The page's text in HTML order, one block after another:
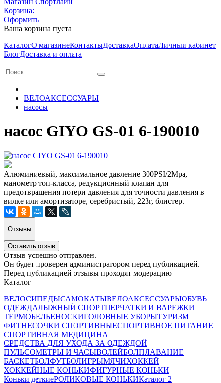
Корзина:
Оформить
Ваша корзина пуста
КаталогО магазинеКонтактыДоставкаОплатаЛичный кабинет
БлогДоставка и оплата
ВЕЛОАКСЕССУАРЫ
насосы
насос GIYO GS-01 6-190010
Алюминиевый, максимальное давление 300PSI/2Mpa,
манометр топ-класса, редукционный клапан для
предотвращения потери давления для точности давления в
вилке или амортизаторе, серебристый, 223г, блистер.
Отзывы
Оставить отзыв
Отзыв успешно отправлен.
Он будет проверен администратором перед публикацией.
Перед публикацией отзывы проходят модерацию
Каталог
ВЕЛОСИПЕДЫСАМОКАТЫВЕЛОАКСЕССУАРЫОБУВЬ
ОДЕЖДАЛЫЖНЫЙ СПОРТПЕРЧАТКИ И ВАРЕЖКИ
ТЕРМОБЕЛЬЕНОСКИГОЛОВНЫЕ УБОРЫТУРИЗМ
ФИТНЕСОЧКИ СПОРТИВНЫЕСПОРТИВНОЕ ПИТАНИЕ
СПОРТИВНАЯ МЕДИЦИНА
СРЕДСТВА ДЛЯ УХОДА ЗА ОДЕЖДОЙ
ПУЛЬСОМЕТРЫ И ЧАСЫВОЛЕЙБОЛПЛАВАНИЕ
БАСКЕТБОЛФУТБОЛИГРЫМЯЧИХОККЕЙ
ХОККЕЙНЫЕ КОНЬКИФИГУРНЫЕ КОНЬКИ
Коньки деткиеРОЛИКОВЫЕ КОНЬКИКаталог 2